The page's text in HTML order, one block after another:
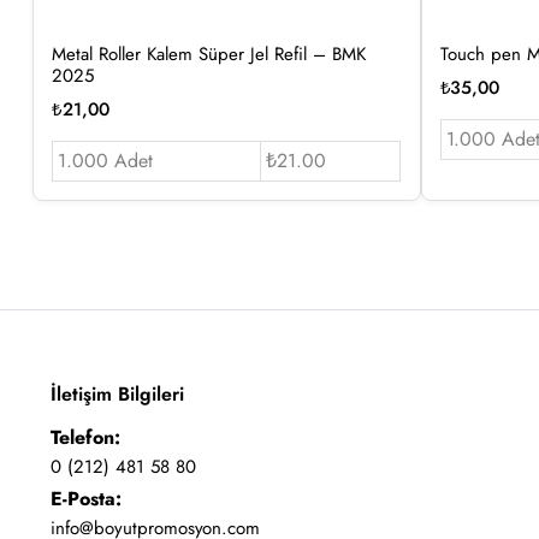
Metal Roller Kalem Süper Jel Refil – BMK
2025
₺21,00
1.000 Adet ₺21.00
Touch pen
₺35,00
1.000 Adet
İletişim Bilgileri
Telefon:
0 (212) 481 58 80
E-Posta:
info@boyutpromosyon.com